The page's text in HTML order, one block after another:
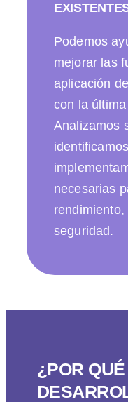
Podemos
mejorar las
aplicación
con la
Analizamos
necesarias
seguridad.
¿POR